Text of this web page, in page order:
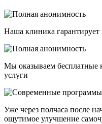
Наша клиника
Мы оказываем бесплатные
услуги
Уже через полчаса после
ощутимое улучшение